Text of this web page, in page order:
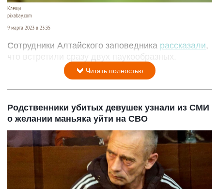
Клещи
pixabay.com
9 марта 2023 в 23:35
Сотрудники Алтайского заповедника рассказали,
что встретили сразу двух паукообразных.
Читать полностью
Родственники убитых девушек узнали из СМИ
о желании маньяка уйти на СВО